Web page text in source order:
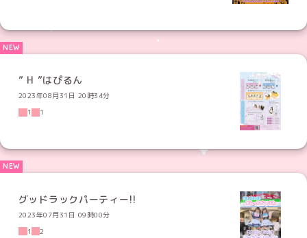
” H ”はぴるん
2023年08月31日 20時34分
1
1
グッドラックパーティー!!
2023年07月31日 09時00分
1
2